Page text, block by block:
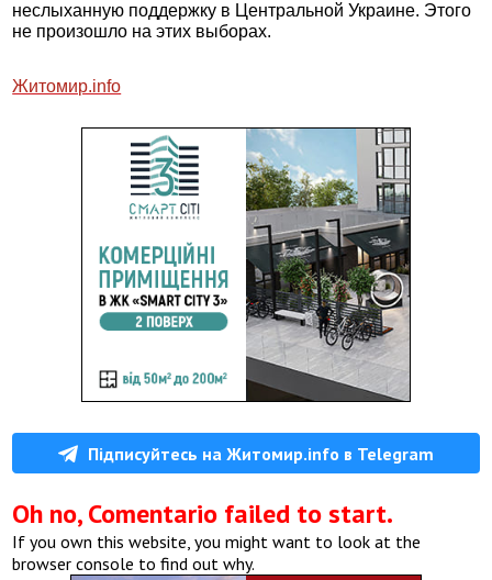
неслыханную поддержку в Центральной Украине. Этого
не произошло на этих выборах.
Житомир.info
Підписуйтесь на Житомир.info в Telegram
Oh no, Comentario failed to start.
If you own this website, you might want to look at the
browser console to find out why.